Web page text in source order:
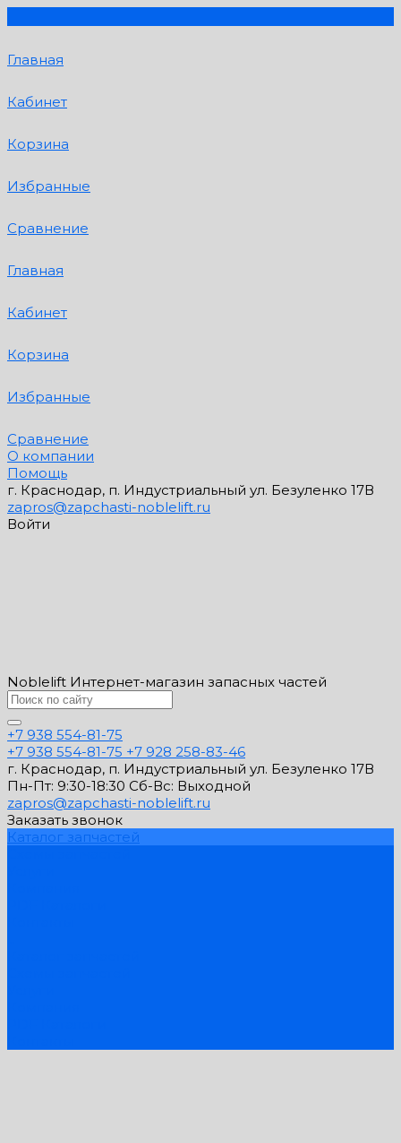
Главная
Кабинет
Корзина
Избранные
Сравнение
Главная
Кабинет
Корзина
Избранные
Сравнение
О компании
Помощь
г. Краснодар, п. Индустриальный ул. Безуленко 17В
zapros@zapchasti-noblelift.ru
Войти
Noblelift Интернет-магазин запасных частей
+7 938 554-81-75
+7 938 554-81-75 +7 928 258-83-46
г. Краснодар, п. Индустриальный ул. Безуленко 17В
Пн-Пт: 9:30-18:30 Cб-Вс: Выходной
zapros@zapchasti-noblelift.ru
Заказать звонок
Каталог запчастей